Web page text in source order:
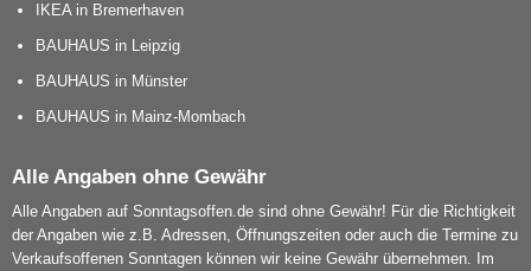
IKEA in Bremerhaven
BAUHAUS in Leipzig
BAUHAUS in Münster
BAUHAUS in Mainz-Mombach
Alle Angaben ohne Gewähr
Alle Angaben auf Sonntagsoffen.de sind ohne Gewähr! Für die Richtigkeit
der Angaben wie z.B. Adressen, Öffnungszeiten oder auch die Termine zu
Verkaufsoffenen Sonntagen können wir keine Gewähr übernehmen. Im